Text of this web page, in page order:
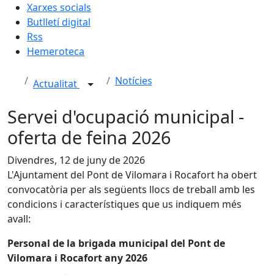
Xarxes socials
Butlletí digital
Rss
Hemeroteca
Actualitat Notícies
Servei d'ocupació municipal -
oferta de feina 2026
Divendres, 12 de juny de 2026
L'Ajuntament del Pont de Vilomara i Rocafort ha obert
convocatòria per als següents llocs de treball amb les
condicions i característiques que us indiquem més
avall:
Personal de la brigada municipal del Pont de
Vilomara i Rocafort any 2026